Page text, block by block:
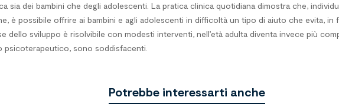
sia dei bambini che degli adolescenti. La pratica clinica quotidiana dimostra che,
è possibile offrire ai bambini e agli adolescenti in difficoltà un tipo di aiuto che evita,
dello sviluppo è risolvibile con modesti interventi, nell’età adulta diventa invece più
sono soddisfacenti.
Potrebbe interessarti anche